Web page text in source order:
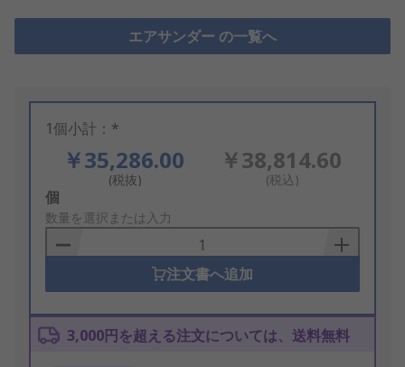
エアサンダー の一覧へ
1個小計：*
￥35,286.00
(税抜)
￥38,814.60
(税込)
Add
to
Basket
個
数量を選択または入力
注文書へ追加
3,000円を超える注文については、送料無料